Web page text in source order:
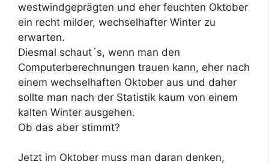
westwindgeprägten und eher feuchten Oktober
ein recht milder, wechselhafter Winter zu
erwarten.
Diesmal schaut´s, wenn man den
Computerberechnungen trauen kann, eher nach
einem wechselhaften Oktober aus und daher
sollte man nach der Statistik kaum von einem
kalten Winter ausgehen.
Ob das aber stimmt?
Jetzt im Oktober muss man daran denken,